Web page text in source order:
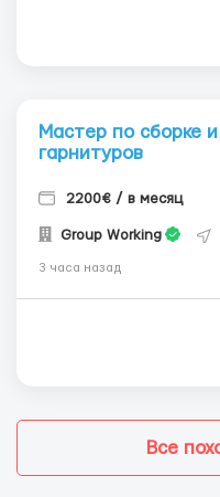
Мастер по сборке
гарнитуров
2200€ / в месяц
Group Working
3 часа назад
Все